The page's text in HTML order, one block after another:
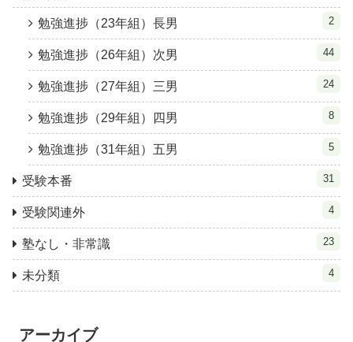
勉強進捗（23年組）長男 2
勉強進捗（26年組）次男 44
勉強進捗（27年組）三男 24
勉強進捗（29年組）四男 8
勉強進捗（31年組）五男 5
受験本番 31
受験関連外 4
塾なし・非常識 23
未分類 4
アーカイブ